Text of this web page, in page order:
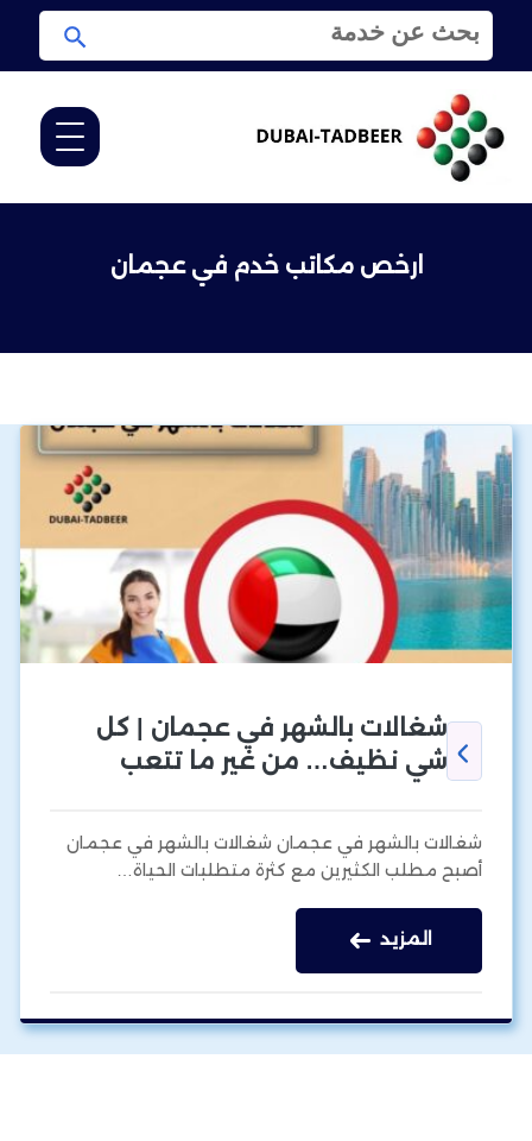
ب
ث
ع
:
ب
ح
ث
ارخص مكاتب خدم في عجمان
شغالات بالشهر في عجمان | كل
شي نظيف… من غير ما تتعب
شغالات بالشهر في عجمان شغالات بالشهر في عجمان
أصبح مطلب الكثيرين مع كثرة متطلبات الحياة…
المزيد